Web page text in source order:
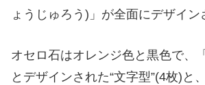
ょうじゅろう)」が全面にデザイン
オセロ石はオレンジ色と黒色で、
とデザインされた“文字型”(4枚)と